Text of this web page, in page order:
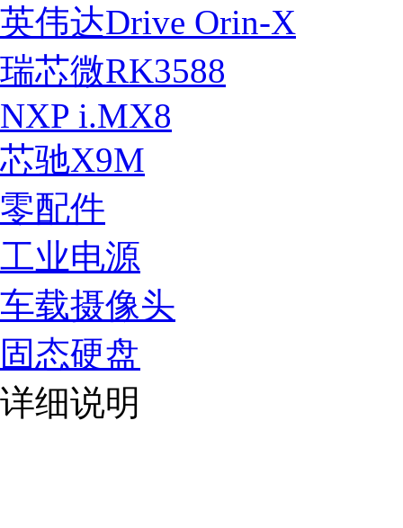
英伟达Drive Orin-X
瑞芯微RK3588
NXP i.MX8
芯驰X9M
零配件
工业电源
车载摄像头
固态硬盘
详细说明